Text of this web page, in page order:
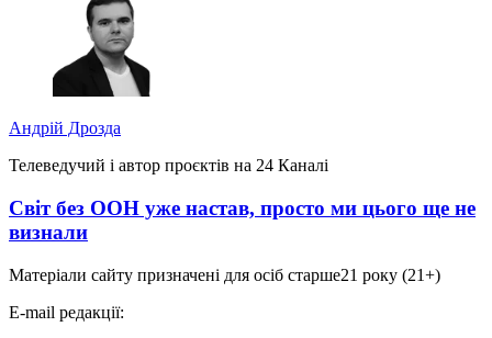
Андрій Дрозда
Телеведучий і автор проєктів на 24 Каналі
Світ без ООН уже настав, просто ми цього ще не
визнали
Матеріали сайту призначені для осіб старше21 року (21+)
E-mail редакції: